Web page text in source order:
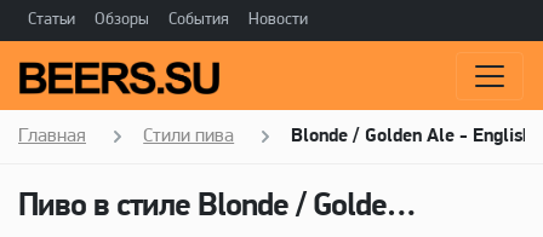
Статьи Обзоры События Новости
Главная Стили пива Blonde / Golden Ale - English
Пиво в стиле Blonde / Golden Ale - English, Алкоголь: 5,0 ABV